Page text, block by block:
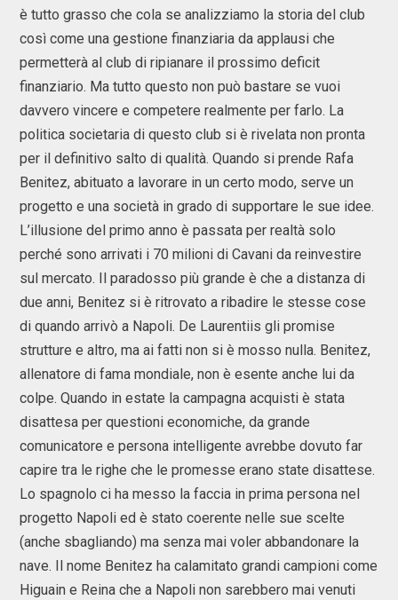
è tutto grasso che cola se analizziamo la storia del club
così come una gestione finanziaria da applausi che
permetterà al club di ripianare il prossimo deficit
finanziario. Ma tutto questo non può bastare se vuoi
davvero vincere e competere realmente per farlo. La
politica societaria di questo club si è rivelata non pronta
per il definitivo salto di qualità. Quando si prende Rafa
Benitez, abituato a lavorare in un certo modo, serve un
progetto e una società in grado di supportare le sue idee.
L’illusione del primo anno è passata per realtà solo
perché sono arrivati i 70 milioni di Cavani da reinvestire
sul mercato. Il paradosso più grande è che a distanza di
due anni, Benitez si è ritrovato a ribadire le stesse cose
di quando arrivò a Napoli. De Laurentiis gli promise
strutture e altro, ma ai fatti non si è mosso nulla. Benitez,
allenatore di fama mondiale, non è esente anche lui da
colpe. Quando in estate la campagna acquisti è stata
disattesa per questioni economiche, da grande
comunicatore e persona intelligente avrebbe dovuto far
capire tra le righe che le promesse erano state disattese.
Lo spagnolo ci ha messo la faccia in prima persona nel
progetto Napoli ed è stato coerente nelle sue scelte
(anche sbagliando) ma senza mai voler abbandonare la
nave. Il nome Benitez ha calamitato grandi campioni come
Higuain e Reina che a Napoli non sarebbero mai venuti